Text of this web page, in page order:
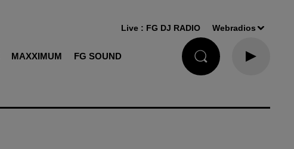
MAXXIMUM FG SOUND
Live : FG DJ RADIO Webradios